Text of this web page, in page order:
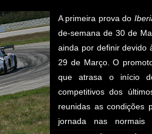
A primeira prova do
de-semana de 30 de
ainda por definir devido
29 de Março. O
que atrasa o início
competitivos dos
reunidas as condições
jornada nas normais